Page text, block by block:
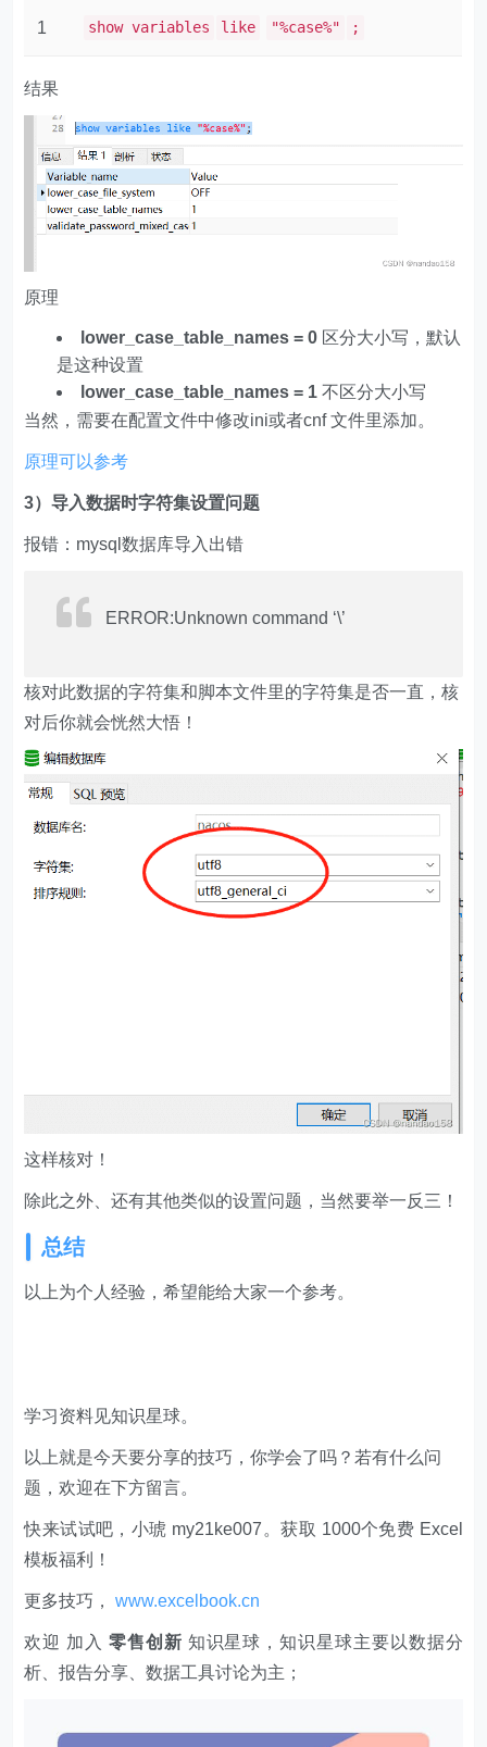
1 show variables like "%case%" ;
结果
原理
lower_case_table_names = 0 区分大小写，默认
是这种设置
lower_case_table_names = 1不区分大小写
当然，需要在配置文件中修改ini或者cnf 文件里添加。
原理可以参考
3）导入数据时字符集设置问题
报错：mysql数据库导入出错
ERROR:Unknown command ‘\’
核对此数据的字符集和脚本文件里的字符集是否一直，核
对后你就会恍然大悟！
这样核对！
除此之外、还有其他类似的设置问题，当然要举一反三！
总结
以上为个人经验，希望能给大家一个参考。
学习资料见知识星球。
以上就是今天要分享的技巧，你学会了吗？若有什么问
题，欢迎在下方留言。
快来试试吧，小琥 my21ke007。获取 1000个免费 Excel
模板福利​​​​！
更多技巧，www.excelbook.cn
欢迎 加入 零售创新 知识星球，知识星球主要以数据分
析、报告分享、数据工具讨论为主；